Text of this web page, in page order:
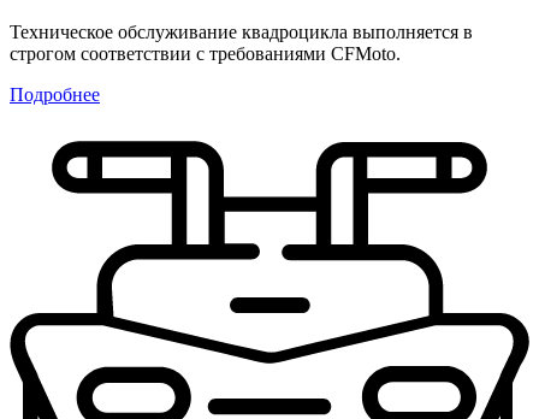
Техническое обслуживание квадроцикла выполняется в
строгом соответствии с требованиями CFMoto.
Подробнее